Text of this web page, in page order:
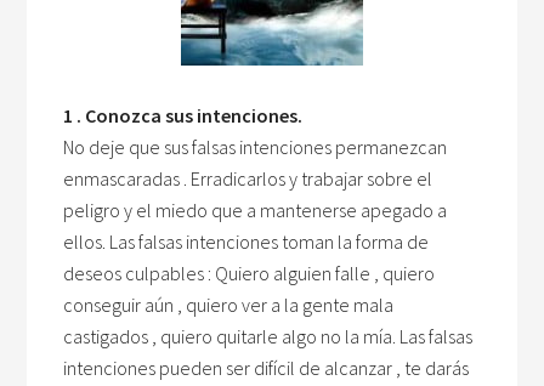
1 . Conozca sus intenciones.
No deje que sus falsas intenciones permanezcan
enmascaradas . Erradicarlos y trabajar sobre el
peligro y el miedo que a mantenerse apegado a
ellos. Las falsas intenciones toman la forma de
deseos culpables : Quiero alguien falle , quiero
conseguir aún , quiero ver a la gente mala
castigados , quiero quitarle algo no la mía. Las falsas
intenciones pueden ser difícil de alcanzar , te darás